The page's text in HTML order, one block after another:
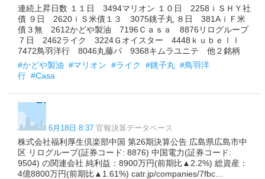
連続上昇日数 １１日 3494マリオン １０日 2258ｉＳＨＹ社
債 ９日 2620ｉＳ米債１３ 3075銚子丸 ８日 381AｉＦ米
債３無 2612かどや製油 7196Ｃａｓａ 8876リログループ
７日 2462ライク 3224Ｇオイスター 4448ｋｕｂｅｌｌ
7472鳥羽洋行 8046丸藤パ 9368キムラユニテ 他２銘柄
#かどや製油 #マリオン #ライク #銚子丸 #鳥羽洋
行 #Casa
6月18日 8:37 官報決算データベース
株式会社福利厚生倶楽部中国 第26期決算公告 広島県広島市中
区 リログループ(証券コード: 8876) 中国電力(証券コード:
9504) の関連会社 純利益：8900万円(前期比▲2.2%) 総資産：
4億8800万円(前期比▲1.61%) catr.jp/companies/7fbc…